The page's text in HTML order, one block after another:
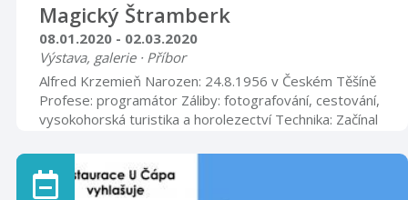
Magický Štramberk
08.01.2020 - 02.03.2020
Výstava, galerie · Příbor
Alfred Krzemieň Narozen: 24.8.1956 v Českém Těšíně
Profese: programátor Záliby: fotografování, cestování,
vysokohorská turistika a horolezectví Technika: Začínal
300, který jsem postupně vyměnil za Olympusy řady
OM, středoformátový Pentax 645, digitální zrcadlovky
Olympus E1 a E3 a „přerostlý“ digitální kompakt